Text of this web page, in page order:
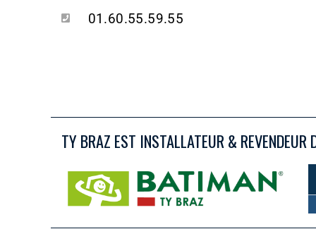
01.60.55.59.55
TY BRAZ EST INSTALLATEUR & REVENDEUR